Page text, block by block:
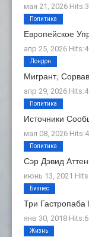
мая 21, 2026
Европейское
апр 25, 2026
Политика
Мигрант,
апр 29, 2026
Лондон
Источники
мая 08, 2026
Политика
Сэр Дэвид
июнь 13, 2021
Политика
Три
янв 30, 2018
Бизнес
Жизнь